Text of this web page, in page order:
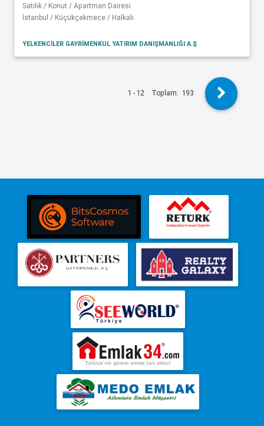
Satılık / Konut / Apartman Dairesi
İstanbul / Küçükçekmece / Halkalı
YELKENCİLER GAYRİMENKUL YATIRIM DANIŞMANLIĞI A.Ş
1 - 12 Toplam: 193